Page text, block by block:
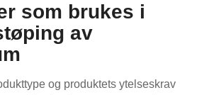
som brukes i
av
og produktets ytelseskrav